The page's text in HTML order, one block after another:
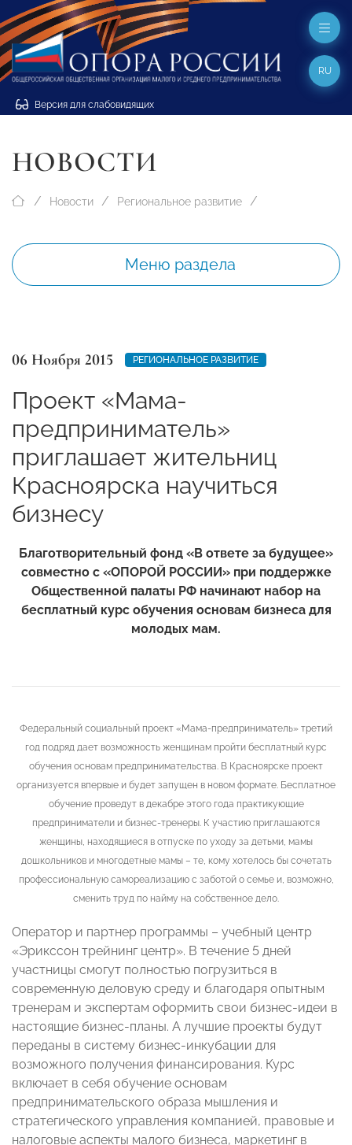
Версия для слабовидящих
RU
НОВОСТИ
Новости Региональное развитие
Меню раздела
06 Ноября 2015 РЕГИОНАЛЬНОЕ РАЗВИТИЕ
Проект «Мама-
предприниматель»
приглашает жительниц
Красноярска научиться
бизнесу
Благотворительный фонд «В ответе за будущее»
совместно с «ОПОРОЙ РОССИИ» при поддержке
Общественной палаты РФ начинают набор на
бесплатный курс обучения основам бизнеса для
молодых мам.
Федеральный социальный проект «Мама-предприниматель» третий
год подряд дает возможность женщинам пройти бесплатный курс
обучения основам предпринимательства. В Красноярске проект
организуется впервые и будет запущен в новом формате. Бесплатное
обучение проведут в декабре этого года практикующие
предприниматели и бизнес-тренеры. К участию приглашаются
женщины, находящиеся в отпуске по уходу за детьми, мамы
дошкольников и многодетные мамы – те, кому хотелось бы сочетать
профессиональную самореализацию с заботой о семье и, возможно,
сменить труд по найму на собственное дело.
Оператор и партнер программы – учебный центр
«Эрикссон трейнинг центр». В течение 5 дней
участницы смогут полностью погрузиться в
современную деловую среду и благодаря опытным
тренерам и экспертам оформить свои бизнес-идеи в
настоящие бизнес-планы. А лучшие проекты будут
переданы в систему бизнес-инкубации для
возможного получения финансирования. Курс
включает в себя обучение основам
предпринимательского образа мышления и
стратегического управления компанией, правовые и
налоговые аспекты малого бизнеса, маркетинг в